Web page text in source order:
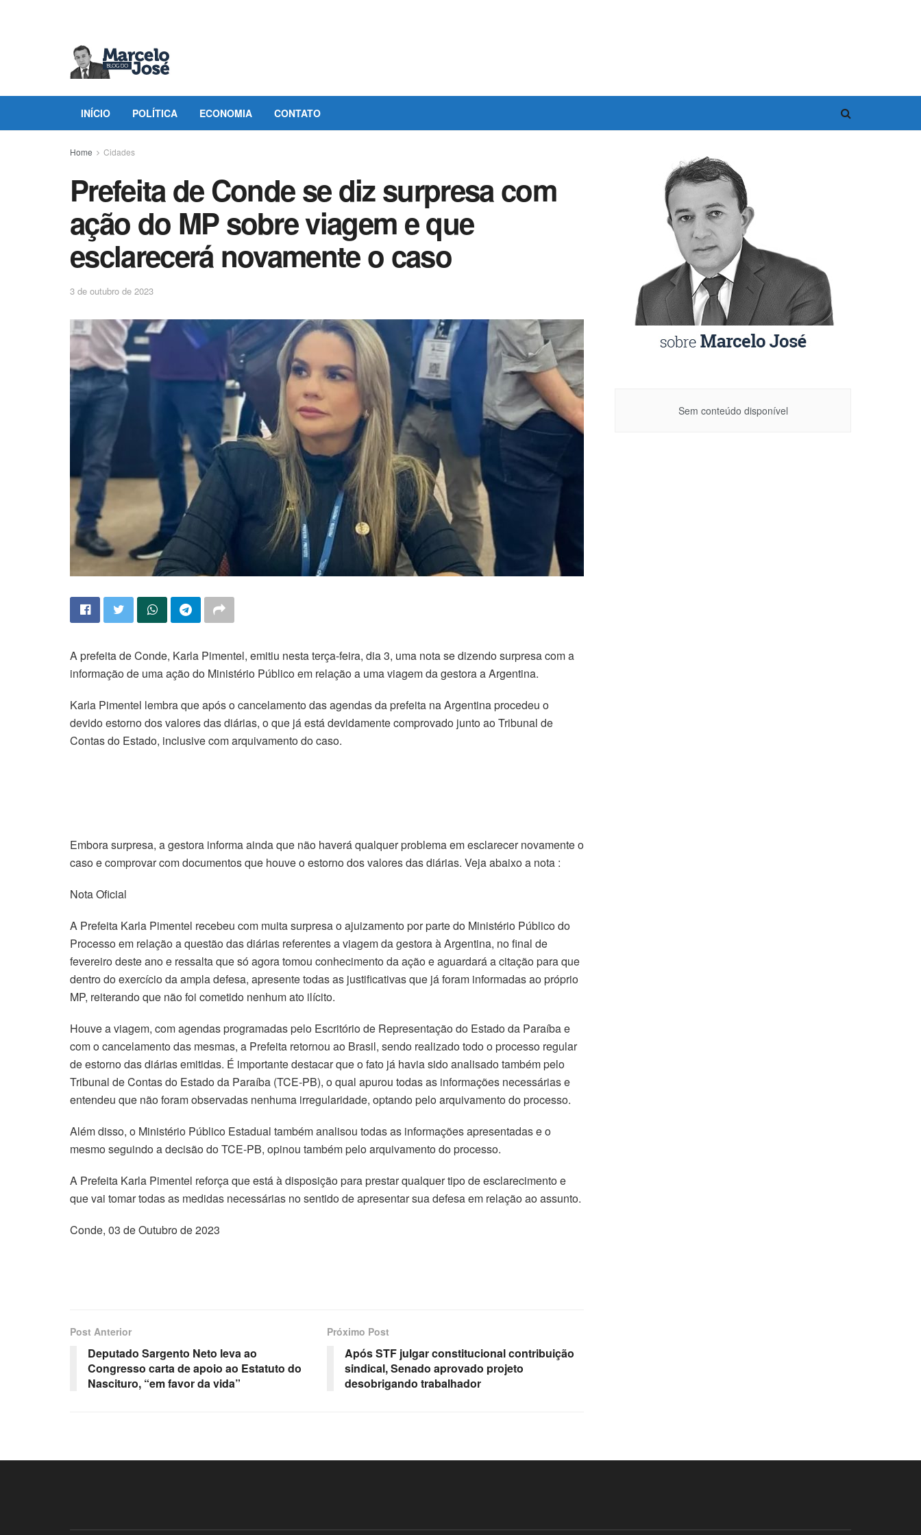
INÍCIO POLÍTICA ECONOMIA CONTATO
Home Cidades
Prefeita de Conde se diz surpresa com
ação do MP sobre viagem e que
esclarecerá novamente o caso
3 de outubro de 2023
A prefeita de Conde, Karla Pimentel, emitiu nesta terça-feira, dia 3, uma nota se dizendo surpresa com a
informação de uma ação do Ministério Público em relação a uma viagem da gestora a Argentina.
Karla Pimentel lembra que após o cancelamento das agendas da prefeita na Argentina procedeu o
devido estorno dos valores das diárias, o que já está devidamente comprovado junto ao Tribunal de
Contas do Estado, inclusive com arquivamento do caso.
Embora surpresa, a gestora informa ainda que não haverá qualquer problema em esclarecer novamente o
caso e comprovar com documentos que houve o estorno dos valores das diárias. Veja abaixo a nota :
Nota Oficial
A Prefeita Karla Pimentel recebeu com muita surpresa o ajuizamento por parte do Ministério Público do
Processo em relação a questão das diárias referentes a viagem da gestora à Argentina, no final de
fevereiro deste ano e ressalta que só agora tomou conhecimento da ação e aguardará a citação para que
dentro do exercício da ampla defesa, apresente todas as justificativas que já foram informadas ao próprio
MP, reiterando que não foi cometido nenhum ato ilícito.
Houve a viagem, com agendas programadas pelo Escritório de Representação do Estado da Paraíba e
com o cancelamento das mesmas, a Prefeita retornou ao Brasil, sendo realizado todo o processo regular
de estorno das diárias emitidas. É importante destacar que o fato já havia sido analisado também pelo
Tribunal de Contas do Estado da Paraíba (TCE-PB), o qual apurou todas as informações necessárias e
entendeu que não foram observadas nenhuma irregularidade, optando pelo arquivamento do processo.
Além disso, o Ministério Público Estadual também analisou todas as informações apresentadas e o
mesmo seguindo a decisão do TCE-PB, opinou também pelo arquivamento do processo.
A Prefeita Karla Pimentel reforça que está à disposição para prestar qualquer tipo de esclarecimento e
que vai tomar todas as medidas necessárias no sentido de apresentar sua defesa em relação ao assunto.
Conde, 03 de Outubro de 2023
Post Anterior
Deputado Sargento Neto leva ao
Congresso carta de apoio ao Estatuto do
Nascituro, “em favor da vida”
Próximo Post
Após STF julgar constitucional contribuição
sindical, Senado aprovado projeto
desobrigando trabalhador
Sem conteúdo disponível